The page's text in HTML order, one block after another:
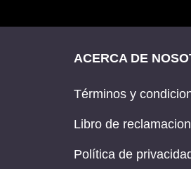
ACERCA DE
Términos y
Libro de
Política de